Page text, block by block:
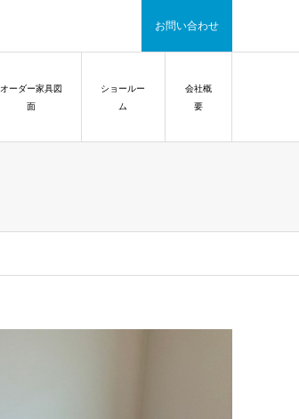
お問い合わせ
オーダー家具図
面
ショールー
ム
会社概
要